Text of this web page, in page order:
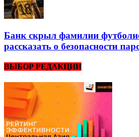
Банк скрыл фамилии
рассказать о безопасности
ВЫБОР РЕДАКЦИИ